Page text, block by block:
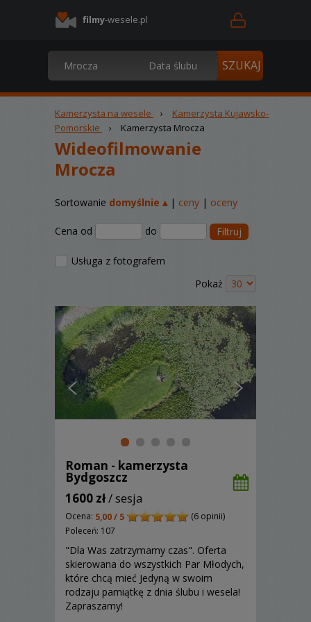
filmy-wesele.pl
Kamerzysta na wesele ›
Kamerzysta Kujawsko-
Pomorskie
› Kamerzysta Mrocza
Wideofilmowanie
Mrocza
Sortowanie domyślnie ▴| ceny | oceny
Cena od do Filtruj
Usługa z fotografem
Pokaż
Roman - kamerzysta
Bydgoszcz
1600 zł/ sesja
Ocena: 5,00 / 5
(6 opinii)
Poleceń: 107
"Dla Was zatrzymamy czas". Oferta
skierowana do wszystkich Par Młodych,
które chcą mieć Jedyną w swoim
rodzaju pamiątkę z dnia ślubu i wesela!
Zapraszamy!